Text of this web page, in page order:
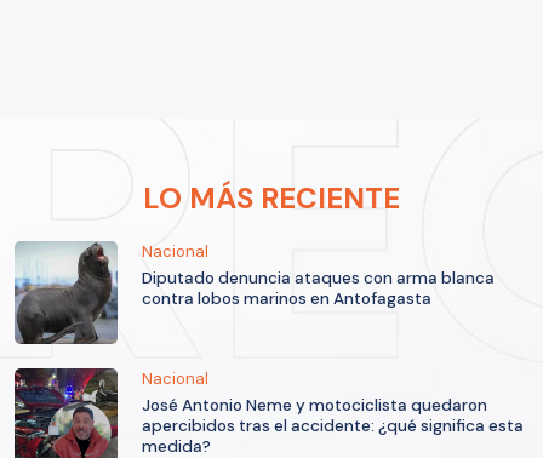
LO MÁS RECIENTE
Nacional
Diputado denuncia ataques con arma blanca
contra lobos marinos en Antofagasta
Nacional
José Antonio Neme y motociclista quedaron
apercibidos tras el accidente: ¿qué significa esta
medida?